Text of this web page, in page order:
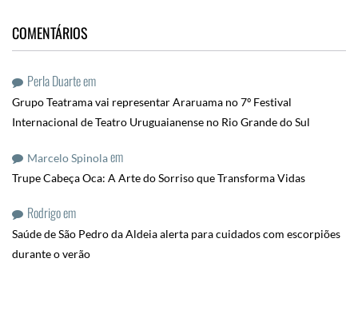
COMENTÁRIOS
Perla Duarteem
Grupo Teatrama vai representar Araruama no 7º Festival
Internacional de Teatro Uruguaianense no Rio Grande do Sul
Marcelo Spinolaem
Trupe Cabeça Oca: A Arte do Sorriso que Transforma Vidas
Rodrigoem
Saúde de São Pedro da Aldeia alerta para cuidados com escorpiões
durante o verão